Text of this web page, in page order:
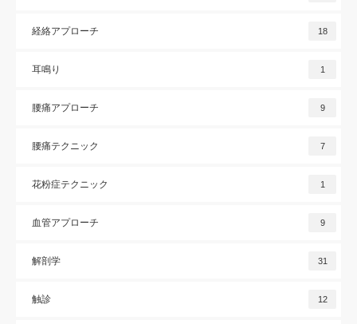
経絡アプローチ 18
耳鳴り 1
腰痛アプローチ 9
腰痛テクニック 7
花粉症テクニック 1
血管アプローチ 9
解剖学 31
触診 12